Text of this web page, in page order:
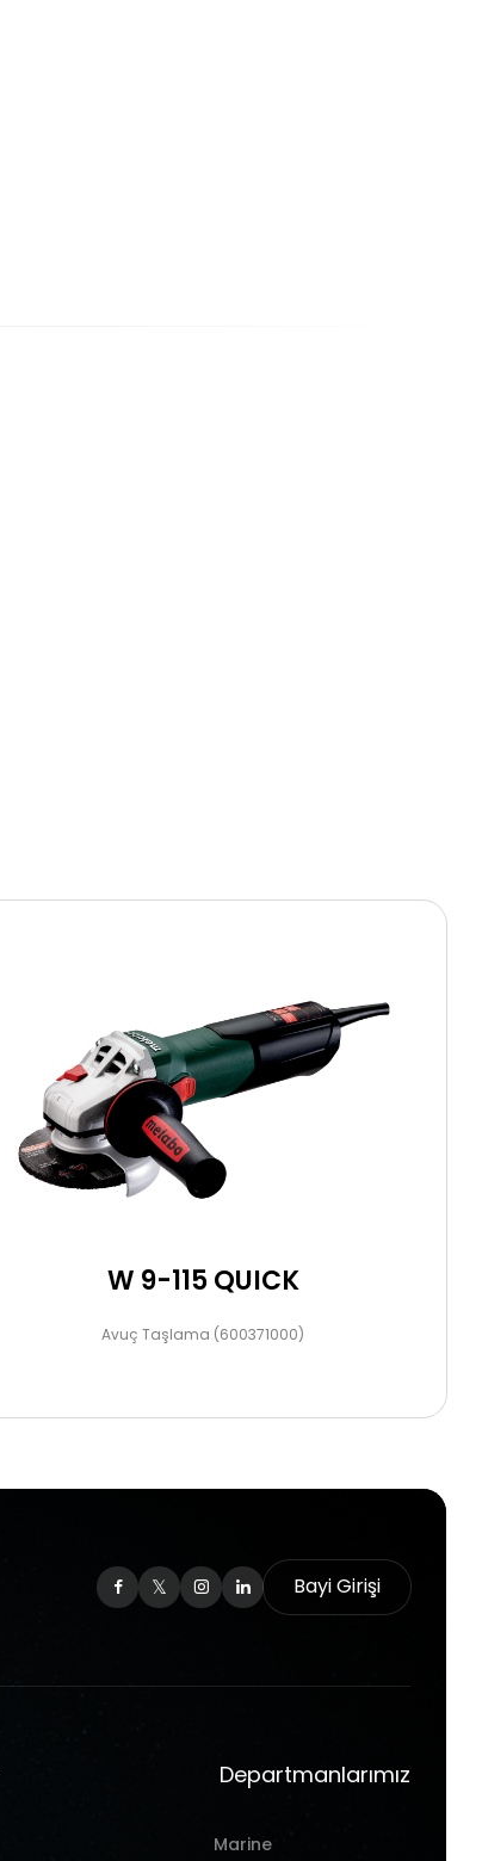
W 9-115 QUICK
Avuç Taşlama (600371000)
Bayi Girişi
Departmanlarımız
Marine